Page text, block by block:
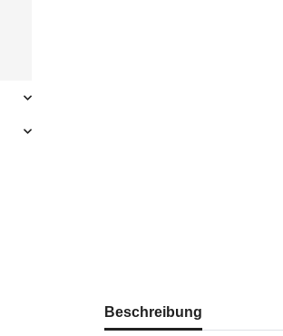
weitere Registerkarten anzeigen
Beschreibung